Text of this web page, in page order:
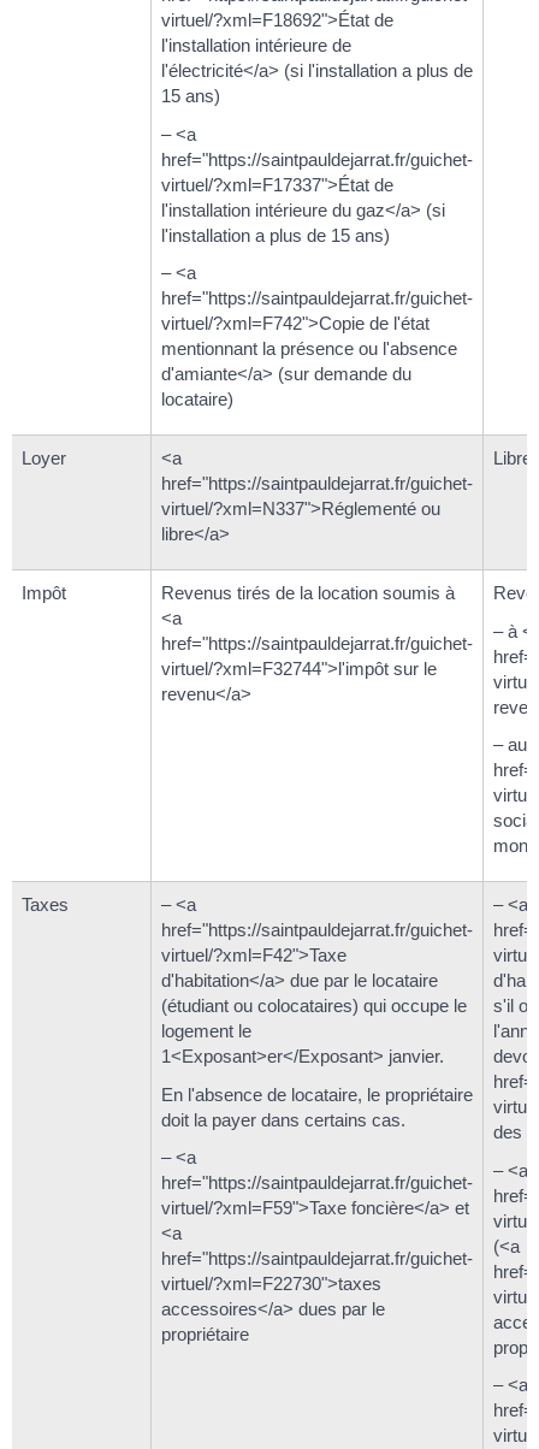
virtuel/?xml=F18692">État de
l'installation intérieure de
l'électricité</a> (si l'installation a plus de
15 ans)
– <a
href="https://saintpauldejarrat.fr/guichet-
virtuel/?xml=F17337">État de
l'installation intérieure du gaz</a> (si
l'installation a plus de 15 ans)
– <a
href="https://saintpauldejarrat.fr/guichet-
virtuel/?xml=F742">Copie de l'état
mentionnant la présence ou l'absence
d'amiante</a> (sur demande du
locataire)
Loyer
<a
href="https://saintpauldejarrat.fr/guichet-
virtuel/?xml=N337">Réglementé ou
libre</a>
Libre
Impôt
Revenus tirés de la location soumis à
<a
href="https://saintpauldejarrat.fr/guichet-
virtuel/?xml=F32744">l'impôt sur le
revenu</a>
– à
–
Taxes
– <a
href="https://saintpauldejarrat.fr/guichet-
virtuel/?xml=F42">Taxe
d'habitation</a> due par le locataire
(étudiant ou colocataires) qui occupe le
logement le
1<Exposant>er</Exposant> janvier.
En l'absence de locataire, le propriétaire
doit la payer dans certains cas.
– <a
href="https://saintpauldejarrat.fr/guichet-
virtuel/?xml=F59">Taxe foncière</a> et
<a
href="https://saintpauldejarrat.fr/guichet-
virtuel/?xml=F22730">taxes
accessoires</a> dues par le
propriétaire
– <a
s'il
des
– <a
(<a
– <a